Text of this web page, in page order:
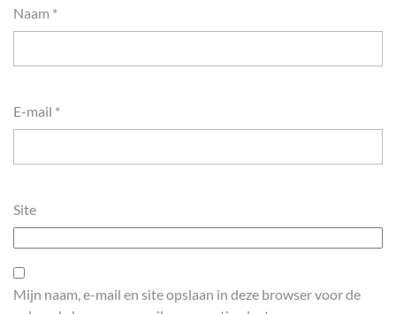
Naam *
E-mail *
Site
Mijn naam, e-mail en site opslaan in deze browser voor de